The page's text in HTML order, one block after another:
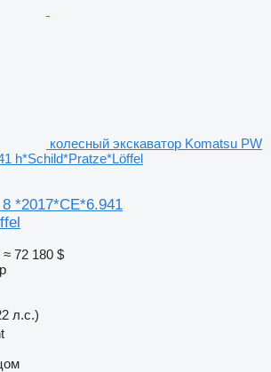
колесный экскаватор Komatsu PW
h*Schild*Pratze*Löffel
*2017*CE*6.941
≈ 72 180 $
л.с.)